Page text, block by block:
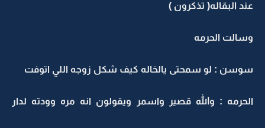
عند البقاله( تذكرون )
وسالت الحرمه
سوسن : لو سمحتى يالخاله كيف شكل زوجه اللي اتوفت
الحرمه : والله قصير واسمر ويقولون انه مره وودته لدار